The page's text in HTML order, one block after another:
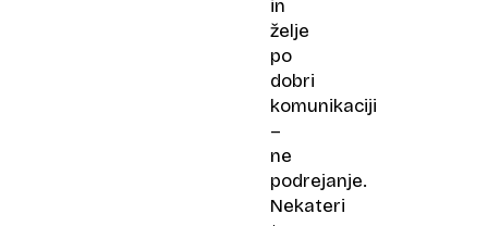
in
želje
po
dobri
komunikaciji
–
ne
podrejanje.
Nekateri